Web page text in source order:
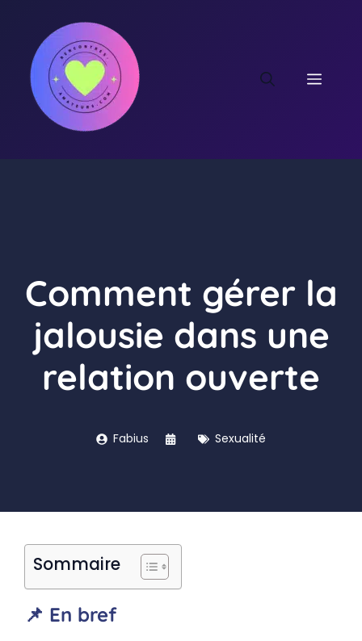
contenu
Comment gérer la
jalousie dans une
relation ouverte
Fabius Sexualité
Sommaire
📌 En bref